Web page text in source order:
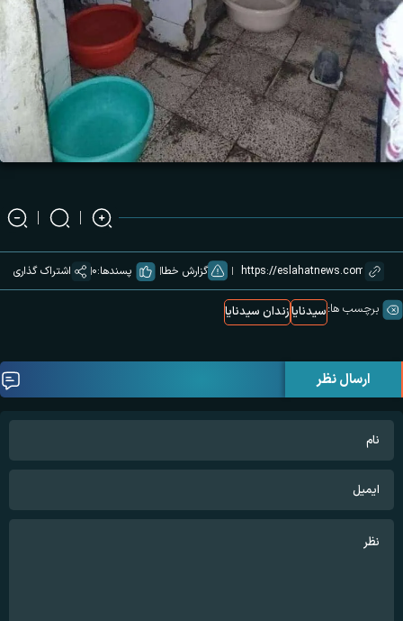
گزارش خطا پسندها:0 اشتراک گذاری
برچسب ها:سیدنایازندان سیدنایا
ارسال نظر